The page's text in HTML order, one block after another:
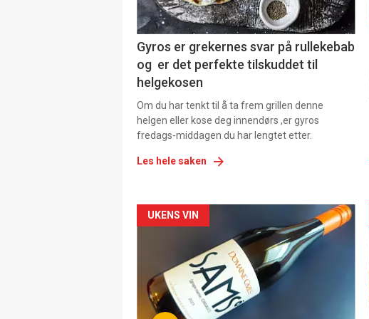
Gyros er grekernes svar på rullekebab
og er det perfekte tilskuddet til
helgekosen
Om du har tenkt til å ta frem grillen denne
helgen eller kose deg innendørs ,er gyros
fredags-middagen du har lengtet etter.
Les hele saken
Forsiden
akkurat
nå
-
UKENS VIN